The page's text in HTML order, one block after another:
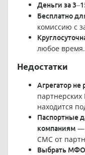
Деньги за
Бесплатно
комиссию с
любое время.
Недостатки
Агрегатор не
находится
Паспортные
компаниям—
СМС от
Выбрать МФО